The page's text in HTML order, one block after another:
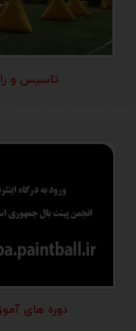
تاسیس و
دوره های